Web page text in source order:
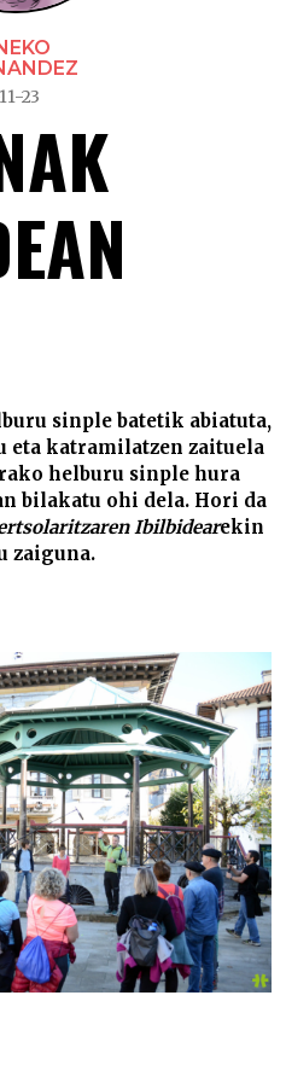
23
sinple batetik abiatuta,
eta katramilatzen zaituela
helburu sinple hura
bilakatu ohi dela. Hori da
Ibilbidearekin
zaiguna.